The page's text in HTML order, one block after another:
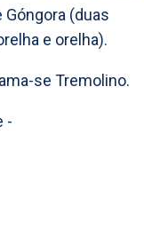
(duas
e orelha).
se Tremolino.
-